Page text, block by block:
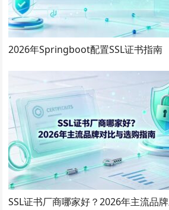
2026年Springboot配置SSL证书指南
SSL证书厂商哪家好？2026年主流品